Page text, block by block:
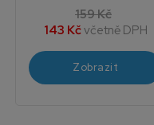
159 Kč
143 Kčvčetně DPH
Zobrazit